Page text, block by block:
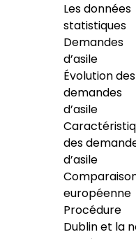
Les données
statistiques
Demandes
d’asile
Évolution des
demandes
d’asile
des
d’asile
européenne
Procédure
Dublin et la